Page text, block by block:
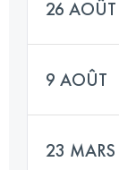
26 AOÛT
9 AOÛT
23 MARS